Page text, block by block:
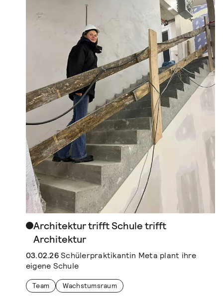
Architektur trifft Schule trifft
Architektur
03.02.26Schülerpraktikantin Meta plant ihre
eigene Schule
Team Wachstumsraum